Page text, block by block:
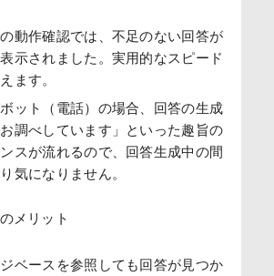
動作確認では、不足のない回答が
示されました。実用的なスピード
ます。
ット（電話）の場合、回答の生成
調べしています」といった趣旨の
スが流れるので、回答生成中の間
気になりません。
メリット
ベースを参照しても回答が見つか